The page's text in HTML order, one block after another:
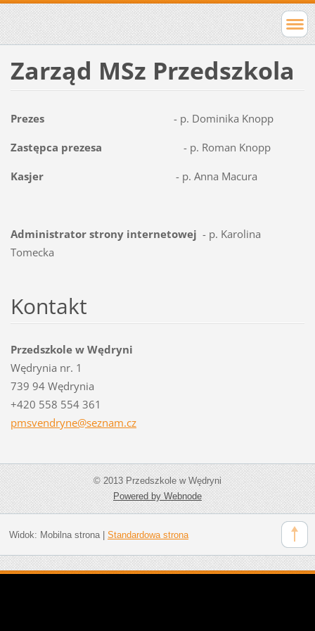
Zarząd MSz Przedszkola
Prezes- p. Dominika Knopp
Zastępca prezesa - p. Roman Knopp
Kasjer - p. Anna Macura
Administrator strony internetowej - p. Karolina
Tomecka
Kontakt
Przedszkole w Wędryni
Wędrynia nr. 1
739 94 Wędrynia
+420 558 554 361
pmsvendryne@seznam.cz
© 2013 Przedszkole w Wędryni
Powered by Webnode
Widok: Mobilna strona| Standardowa strona